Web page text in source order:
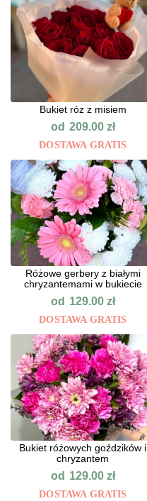
Bukiet róz z misiem
od 209.00 zł
DOSTAWA GRATIS
Różowe gerbery z białymi
chryzantemami w bukiecie
od 129.00 zł
DOSTAWA GRATIS
Bukiet różowych goździków i
chryzantem
od 129.00 zł
DOSTAWA GRATIS